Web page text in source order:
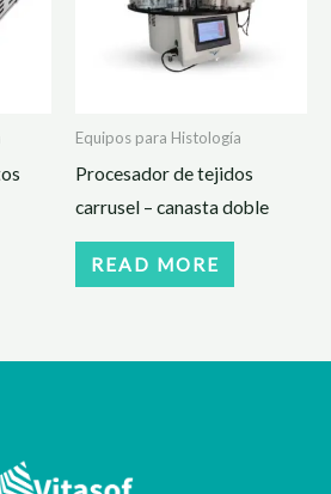
Equipos para Histología
Procesador de tejidos
carrusel – canasta doble
READ MORE